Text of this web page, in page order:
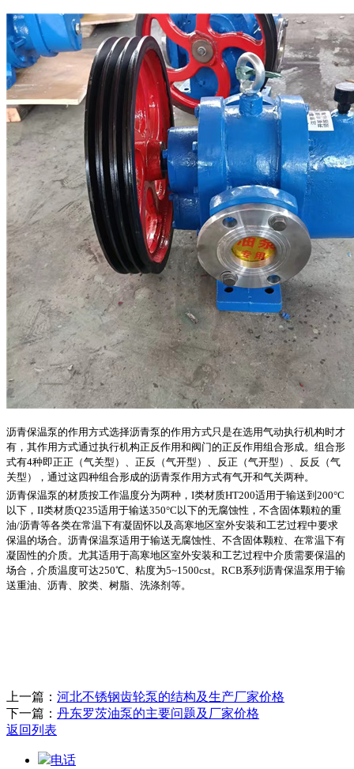
沥青保温泵的作用方式选择沥青泵的作用方式只是在选用气动执行机构时才
有，其作用方式通过执行机构正反作用和阀门的正反作用组合形成。组合形
式有4种即正正（气关型）、正反（气开型）、反正（气开型）、反反（气
关型），通过这四种组合形成的沥青泵作用方式有气开和气关两种。
沥青保温泵的材质按工作温度分为两种， I类材质HT200适用于输送到200°C
以下，II类材质Q235适用于输送350°C以下的无腐蚀性，不含固体颗粒的重
油/沥青等各类在常温下有凝固怀以及高寒地区室外安装和工艺过程中要求
保温的场合。沥青保温泵适用于输送无腐蚀性、不含固体颗粒、在常温下有
凝固性的介质。尤其适用于高寒地区室外安装和工艺过程中介质需要保温的
场合，介质温度可达250℃、粘度为5~1500cst。RCB系列沥青保温泵用于输
送重油、沥青、胶类、树脂、洗涤剂等。
上一篇： 河北不锈钢齿轮泵的结构及生产厂家价格
下一篇： 丹东罗茨油泵的主要问题及厂家价格
返回列表
电话